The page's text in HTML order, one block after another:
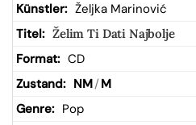
b
Željka Marinović
Želim Ti Dati Najbolje
CD
NM/ M
Pop